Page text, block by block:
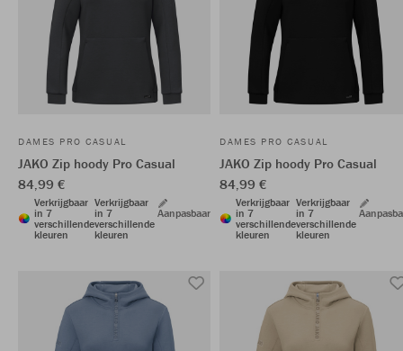
DAMES PRO CASUAL
JAKO Zip hoody Pro Casual
84,99 €
Verkrijgbaar
in 7
verschillende
kleuren
Verkrijgbaar
in 7
verschillende
kleuren
Aanpasbaar
DAMES PRO CASUAL
JAKO Zip hoody Pro Casual
84,99 €
Verkrijgbaar
in 7
verschillende
kleuren
Verkrijgbaar
in 7
verschillende
kleuren